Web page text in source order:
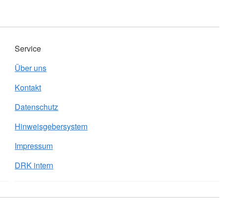
Service
Über uns
Kontakt
Datenschutz
Hinweisgebersystem
Impressum
DRK intern